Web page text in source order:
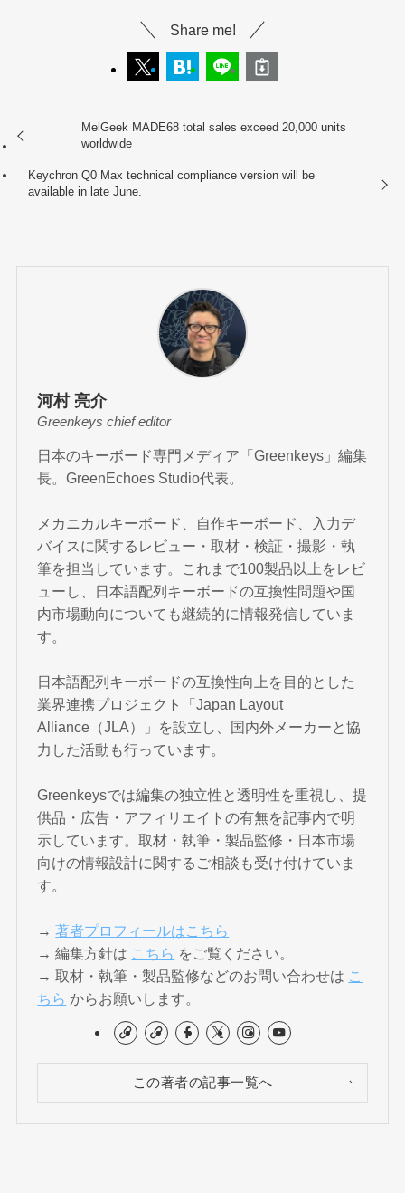
Share me!
MelGeek MADE68 total sales exceed 20,000 units
worldwide
Keychron Q0 Max technical compliance version will be
available in late June.
河村 亮介
Greenkeys chief editor
日本のキーボード専門メディア「Greenkeys」編集
長。GreenEchoes Studio代表。
メカニカルキーボード、自作キーボード、入力デ
バイスに関するレビュー・取材・検証・撮影・執
筆を担当しています。これまで100製品以上をレビ
ューし、日本語配列キーボードの互換性問題や国
内市場動向についても継続的に情報発信していま
す。
日本語配列キーボードの互換性向上を目的とした
業界連携プロジェクト「Japan Layout
Alliance（JLA）」を設立し、国内外メーカーと協
力した活動も行っています。
Greenkeysでは編集の独立性と透明性を重視し、提
供品・広告・アフィリエイトの有無を記事内で明
示しています。取材・執筆・製品監修・日本市場
向けの情報設計に関するご相談も受け付けていま
す。
→著者プロフィールはこちら
→ 編集方針は こちら をご覧ください。
→ 取材・執筆・製品監修などのお問い合わせは こ
ちら からお願いします。
この著者の記事一覧へ